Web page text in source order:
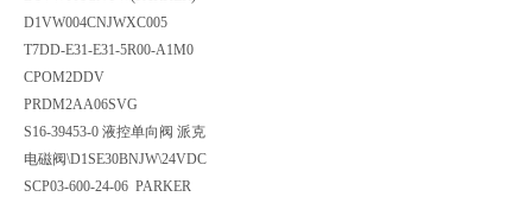
D1VW004CNJWXC005
T7DD-E31-E31-5R00-A1M0
CPOM2DDV
PRDM2AA06SVG
S16-39453-0 液控单向阀 派克
电磁阀\D1SE30BNJW\24VDC
SCP03-600-24-06 PARKER